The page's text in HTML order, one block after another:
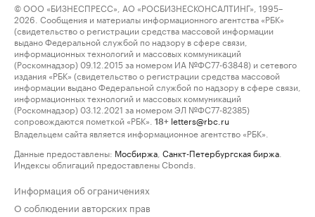
© ООО «БИЗНЕСПРЕСС», АО «РОСБИЗНЕСКОНСАЛТИНГ», 1995–
2026. Сообщения и материалы информационного агентства «РБК»
(свидетельство о регистрации средства массовой информации
выдано Федеральной службой по надзору в сфере связи,
информационных технологий и массовых коммуникаций
(Роскомнадзор) 09.12.2015 за номером ИА №ФС77-63848) и сетевого
издания «РБК» (свидетельство о регистрации средства массовой
информации выдано Федеральной службой по надзору в сфере связи,
информационных технологий и массовых коммуникаций
(Роскомнадзор) 03.12.2021 за номером ЭЛ №ФС77-82385)
сопровождаются пометкой «РБК».
18+ letters@rbc.ru
Владельцем сайта является информационное агентство «РБК».
Данные предоставлены: Мосбиржа Санкт-Петербургская биржа
Индексы облигаций предоставлены Cbonds.
Информация об ограничениях
О соблюдении авторских прав